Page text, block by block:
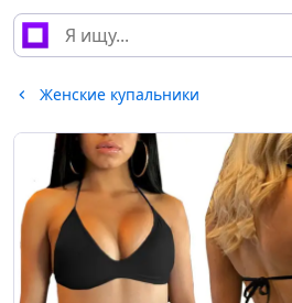
Женские купальники